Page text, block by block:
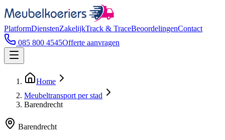
PlatformDienstenZakelijkTrack & TraceBeoordelingenContact
085 800 4545Offerte aanvragen
Home
Meubeltransport per stad
Barendrecht
Barendrecht